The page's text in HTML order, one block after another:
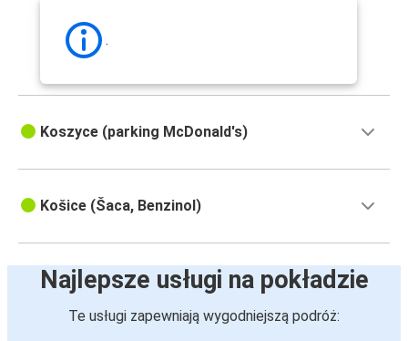
.
Koszyce (parking McDonald's)
Košice (Šaca, Benzinol)
Najlepsze usługi na pokładzie
Te usługi zapewniają wygodniejszą podróż: